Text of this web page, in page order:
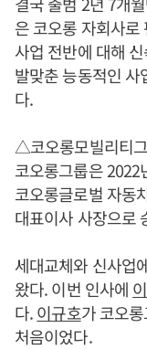
은 코오롱 자회사로
사업 전반에 대해
발맞춘 능동적인 사
다.
△코오롱모빌리티
코오롱그룹은 2022
코오롱글로벌 자동
대표이사 사장으로
세대교체와 신사업
왔다. 이번 인사에
다.이규호가 코오
처음이었다.